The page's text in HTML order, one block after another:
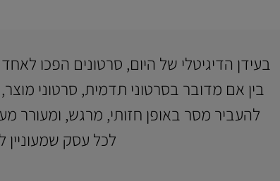
בעידן הדיגיטלי של היום, סרטונים הפכו
בין אם מדובר בסרטוני תדמית, סרטוני
להעביר מסר באופן חזותי, מרגש, ומעורר
לכל עסק